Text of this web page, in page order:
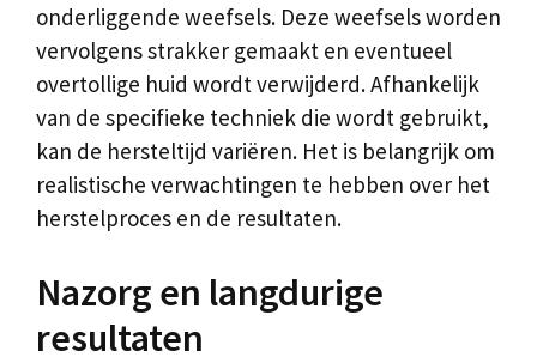
onderliggende weefsels. Deze weefsels worden
vervolgens strakker gemaakt en eventueel
overtollige huid wordt verwijderd. Afhankelijk
van de specifieke techniek die wordt gebruikt,
kan de hersteltijd variëren. Het is belangrijk om
realistische verwachtingen te hebben over het
herstelproces en de resultaten.
Nazorg en langdurige
resultaten